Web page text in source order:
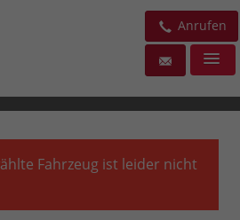
Anrufen
Fahrzeug ist leider nicht